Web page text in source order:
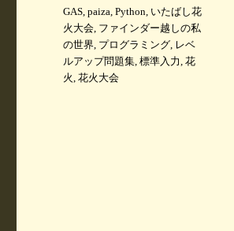
ゴ
リ
ー
タ
グ
GAS,paiza,Python, いたばし花
火大会, ファインダー越しの私
の世界, プログラミング, レベ
ルアップ問題集,標準入力,花
火,花火大会